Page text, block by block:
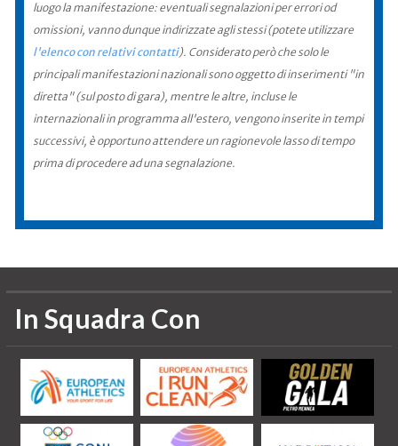
luogo la manifestazione: eventuali segnalazioni per errori od
omissioni, vanno dunque indirizzate agli stessi (potete utilizzare
l'elenco con relativi contatti). Considerato però che solo le
principali manifestazioni nazionali sono oggetto di inserimenti "in
diretta" (sul posto di gara), mentre le altre, incluse le
internazionali in programma all'estero, vengono inserite in tempi
successivi, è opportuno attendere un ragionevole lasso di tempo
prima di procedere ad una segnalazione.
In Squadra Con